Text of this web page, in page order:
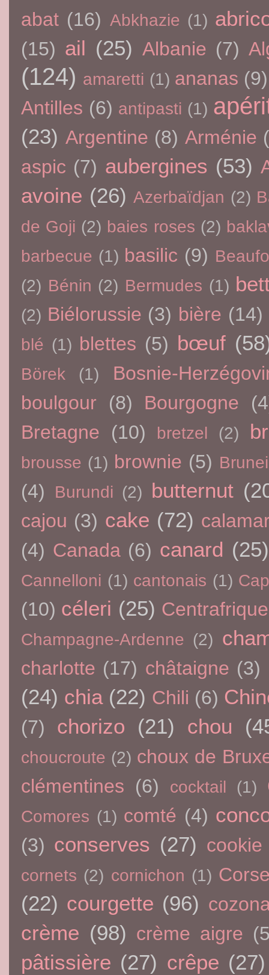
abat (16) Abkhazie (1)
(15) ail (25) Albanie (7)
(124) amaretti (1) ananas (9)
Antilles (6) antipasti (1)
(23) Argentine (8) Arménie
aspic (7) aubergines (53)
avoine (26) Azerbaïdjan (2)
de Goji (2) baies roses (2)
barbecue (1) basilic (9)
(2) Bénin (2) Bermudes (1)
(2) Biélorussie (3) bière (14)
blé (1) blettes (5) bœuf
Börek (1)
Bosnie-
boulgour
(8) Bourgogne
Bretagne
(10) bretzel (2)
brousse (1) brownie (5) Brunei
(4) Burundi (2) butternut
cajou (3) cake (72)
(4) Canada (6) canard (25)
Cannelloni (1) cantonais (1)
(10) céleri (25) Centrafrique
Champagne-Ardenne (2)
charlotte (17) châtaigne (3)
(24) chia (22) Chili (6)
(7) chorizo (21) chou
choucroute (2) choux de
clémentines (6) cocktail (1)
Comores (1) comté (4)
(3) conserves (27) cookie
cornets (2) cornichon (1)
(22) courgette (96)
crème (98) crème aigre
pâtissière (27) crêpe (27)